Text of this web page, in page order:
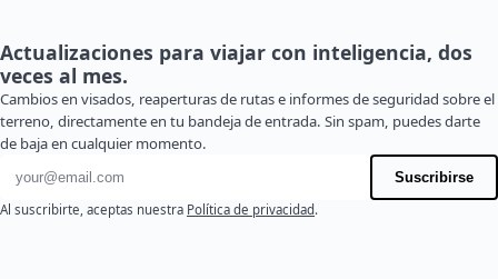
Actualizaciones para viajar con inteligencia, dos
veces al mes.
Cambios en visados, reaperturas de rutas e informes de seguridad sobre el
terreno, directamente en tu bandeja de entrada. Sin spam, puedes darte
de baja en cualquier momento.
Dirección de correo electrónico
Suscribirse
Al suscribirte, aceptas nuestra Política de privacidad.